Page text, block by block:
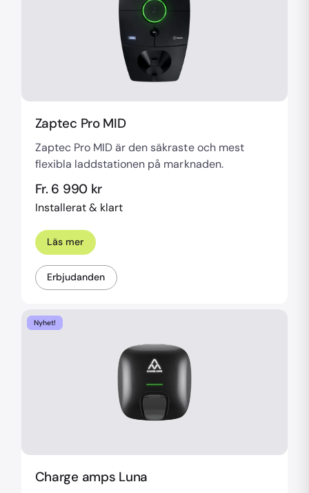
Zaptec Pro MID
Zaptec Pro MID är den säkraste och mest
flexibla laddstationen på marknaden.
Fr. 6 990 kr
Installerat & klart
Läs mer
Erbjudanden
Nyhet!
Charge amps Luna